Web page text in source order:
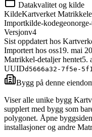
Datakvalitet og kilde
KildeKartverket
Importkilde-kode
Versjonv4
Sist oppdatert hos
Importert hos oss19. mai
Matrikkel-detaljer hentet5.
UUIDd5666a32-7f5e-
Bygg på denne
Viser alle unike bygg
supplert med bygg som
polygonet. Åpne
installasjoner og andre